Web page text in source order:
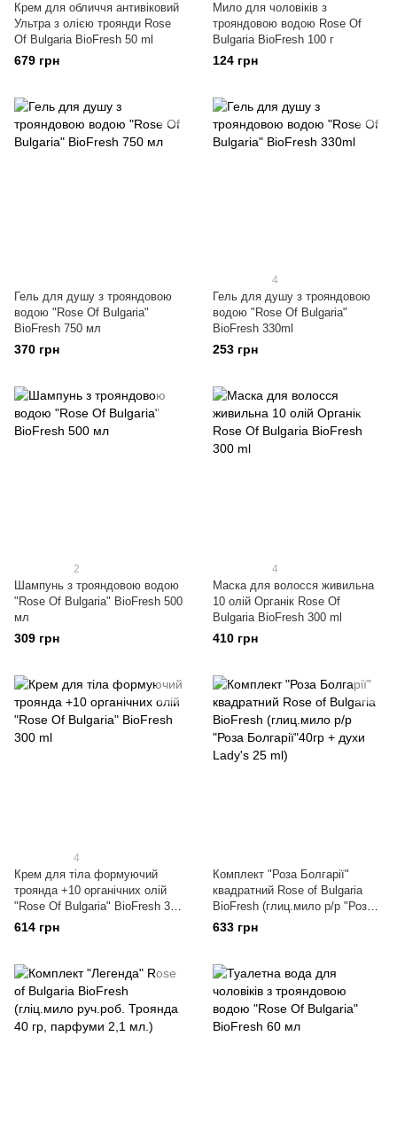
Крем для обличчя антивіковий
Ультра з олією троянди Rose
Of Bulgaria BioFresh 50 ml
679 грн
Мило для чоловіків з
трояндовою водою Rose Of
Bulgaria BioFresh 100 г
124 грн
Гель для душу з трояндовою
водою "Rose Of Bulgaria"
BioFresh 750 мл
370 грн
4
Гель для душу з трояндовою
водою "Rose Of Bulgaria"
BioFresh 330ml
253 грн
2
Шампунь з трояндовою водою
"Rose Of Bulgaria" BioFresh 500
мл
309 грн
4
Маска для волосся живильна
10 олій Органік Rose Of
Bulgaria BioFresh 300 ml
410 грн
4
Крем для тіла формуючий
троянда +10 органічних олій
"Rose Of Bulgaria" BioFresh 300
ml
614 грн
Комплект "Роза Болгарії"
квадратний Rose of Bulgaria
BioFresh (глиц.мило р/р "Роза
Болгарії"40гр + духи Lady's 25
633 грн